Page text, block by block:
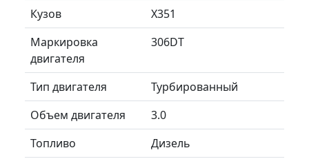
Кузов
X351
Маркировка
двигателя
306DT
Тип двигателя
Турбированный
Объем двигателя
3.0
Топливо
Дизель